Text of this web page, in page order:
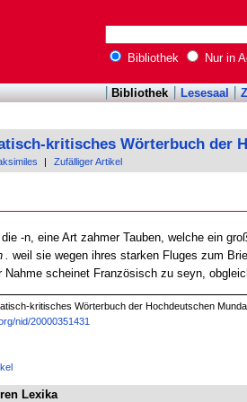
Bibliothek Nur in
Bibliothek Lesesaal
kritisches Wörterbuch der
Zufälliger Artikel
die -n, eine Art zahmer Tauben, welche ein
weil sie wegen ihres starken Fluges zum
Nahme scheinet Französisch zu seyn,
kritisches Wörterbuch der Hochdeutschen
nid/20000351431
Lexika